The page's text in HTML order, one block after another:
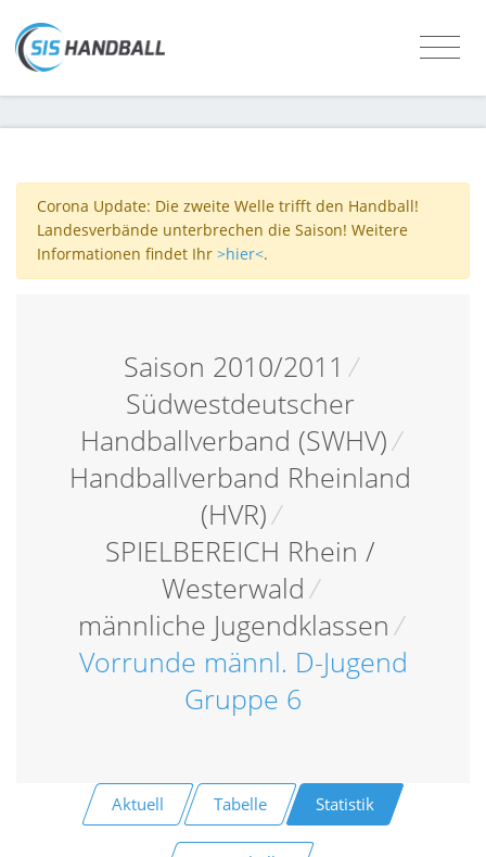
Corona Update: Die zweite Welle trifft den Handball!
Landesverbände unterbrechen die Saison! Weitere
Informationen findet Ihr >hier<.
Saison 2010/2011 /
Südwestdeutscher
Handballverband (SWHV)/
Handballverband Rheinland
(HVR)/
SPIELBEREICH Rhein /
Westerwald /
männliche Jugendklassen/
Vorrunde männl. D-Jugend
Gruppe 6
Aktuell Tabelle Statistik